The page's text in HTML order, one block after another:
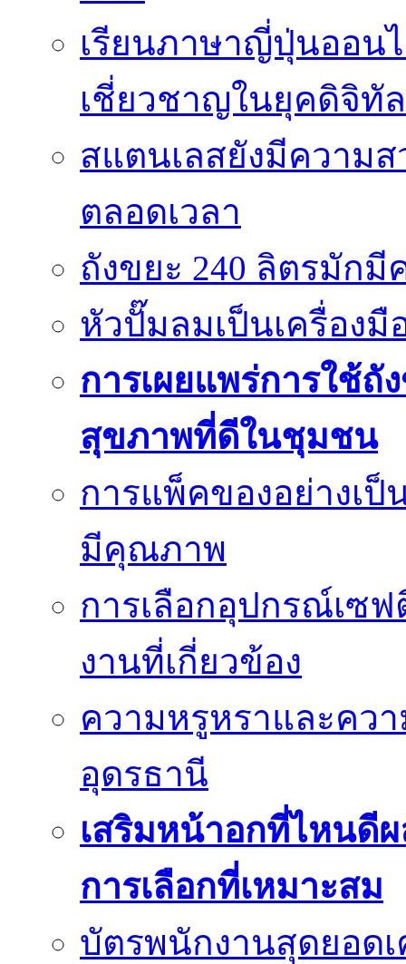
เรียนภาษาญี่ปุ่นออน
เชี่ยวชาญในยุคดิจิทัล
สแตนเลสยังมีความ
ตลอดเวลา
ถังขยะ 240 ลิตรมัก
หัวปั๊มลมเป็นเครื่องมื
การเผยแพร่การใช้ถั
สุขภาพที่ดีในชุมชน
การแพ็คของอย่างเ
มีคุณภาพ
การเลือกอุปกรณ์เซ
งานที่เกี่ยวข้อง
ความหรูหราและคว
อุดรธานี
เสริมหน้าอกที่ไหนดี
การเลือกที่เหมาะสม
บัตรพนักงานสุดยอด